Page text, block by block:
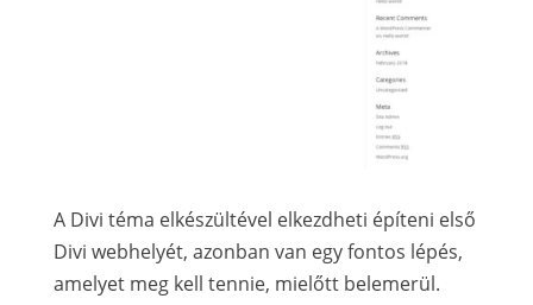
A Divi téma elkészültével elkezdheti építeni első
Divi webhelyét, azonban van egy fontos lépés,
amelyet meg kell tennie, mielőtt belemerül.